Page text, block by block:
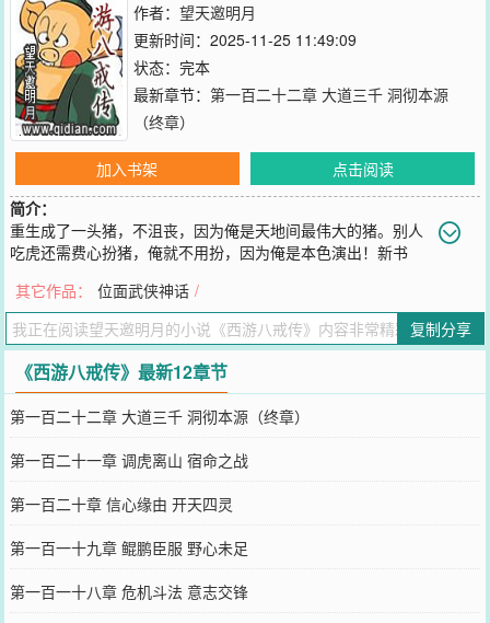
作者： 望天邀明月
更新时间：2025-11-25 11:49:09
状态：完本
最新章节： 第一百二十二章 大道三千 洞彻本源
（终章）
加入书架
点击阅读
简介：
重生成了一头猪，不沮丧，因为俺是天地间最伟大的猪。别人
吃虎还需费心扮猪，俺就不用扮，因为俺是本色演出！新书
链接）。
您要是觉得《西游八戒传》还不错的话请不要忘记向您QQ群和微博微
信里的朋友推荐哦！
其它作品： 位面武侠神话 /
复制分享
《西游八戒传》最新12章节
第一百二十二章 大道三千 洞彻本源（终章）
第一百二十一章 调虎离山 宿命之战
第一百二十章 信心缘由 开天四灵
第一百一十九章 鲲鹏臣服 野心未足
第一百一十八章 危机斗法 意志交锋